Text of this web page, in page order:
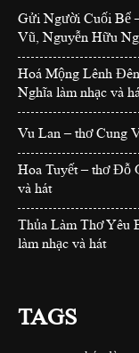
Gửi Người Cuối Bể
Vũ, Nguyễn Hữu
Hoá Mộng Lênh
Nghĩa làm nhạc và
Vu Lan – thơ Cung
Hoa Tuyết – thơ Đỗ
và hát
Thủa Làm Thơ Yêu
làm nhạc và hát
TAGS